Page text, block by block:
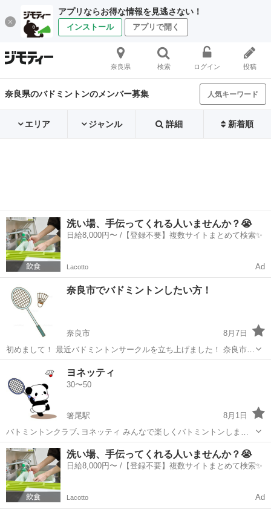
アプリならお得な情報を見逃さない！
インストール アプリで開く
奈良県 検索 ログイン 投稿
奈良県のバドミントンのメンバー募集 人気キーワード
エリア ジャンル 詳細 新着順
洗い場、手伝ってくれる人いませんか？😭
日給8,000円〜 /【登録不要】複数サイトまとめて検索✨
Lacotto Ad
奈良市でバドミントンしたい方！
奈良市
8月7日
初めまして！ 最近バドミントンサークルを立ち上げました！ 奈良市の
体育館で（火）(水)の13時〜17時 ･ 18時〜21時の枠で活動予定です！
バドミントン
ヨネッティ
30〜50
箸尾駅
8月1日
バトミントンクラブ､ヨネッティ みんなで楽しくバトミントンしませ
んか 活動時間は13時〜16時 場所は広陵町北体育館 参加費 女性600円
男性800円 初級者〜中級者のみ募集してます メンバーは23人 参加人数
平均...
奈良 北葛城郡 箸尾駅 バドミントン バトミントン
洗い場、手伝ってくれる人いませんか？😭
日給8,000円〜 /【登録不要】複数サイトまとめて検索✨
Lacotto Ad